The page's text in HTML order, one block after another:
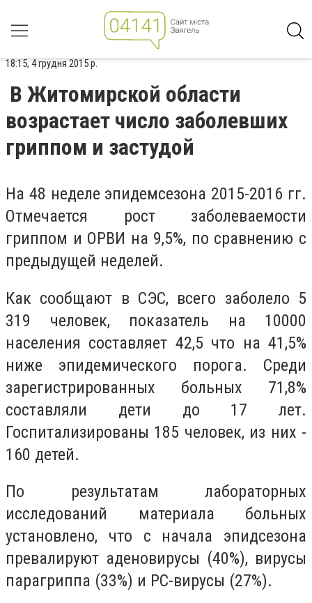
18:15, 4 грудня 2015 р.
В Житомирской области
возрастает число заболевших
гриппом и застудой
На 48 неделе эпидемсезона 2015-2016 гг.
Отмечается рост заболеваемости
гриппом и ОРВИ на 9,5%, по сравнению с
предыдущей неделей.
Как сообщают в СЭС, всего заболело 5
319 человек, показатель на 10000
населения составляет 42,5 что на 41,5%
ниже эпидемического порога. Среди
зарегистрированных больных 71,8%
составляли дети до 17 лет.
Госпитализированы 185 человек, из них -
160 детей.
По результатам лабораторных
исследований материала больных
установлено, что с начала эпидсезона
превалируют аденовирусы (40%), вирусы
парагриппа (33%) и РС-вирусы (27%).